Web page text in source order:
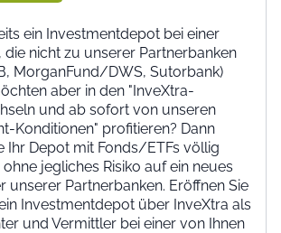
ein Investmentdepot bei einer
die nicht zu unserer Partnerbanken
MorganFund/DWS, Sutorbank)
aber in den "InveXtra-
und ab sofort von unseren
Konditionen" profitieren? Dann
Ihr Depot mit Fonds/ETFs völlig
jegliches Risiko auf ein neues
unserer Partnerbanken. Eröffnen Sie
Investmentdepot über InveXtra als
und Vermittler bei einer von Ihnen